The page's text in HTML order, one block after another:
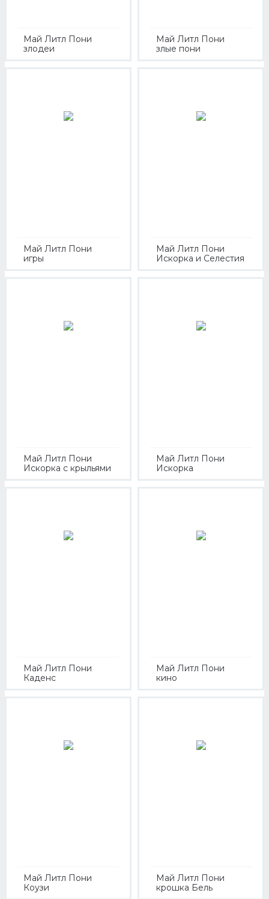
Май Литл Пони
злодеи
Май Литл Пони
злые пони
Май Литл Пони
игры
Май Литл Пони
Искорка и Селестия
Май Литл Пони
Искорка с крыльями
Май Литл Пони
Искорка
Май Литл Пони
Каденс
Май Литл Пони
кино
Май Литл Пони
Коузи
Май Литл Пони
крошка Бель